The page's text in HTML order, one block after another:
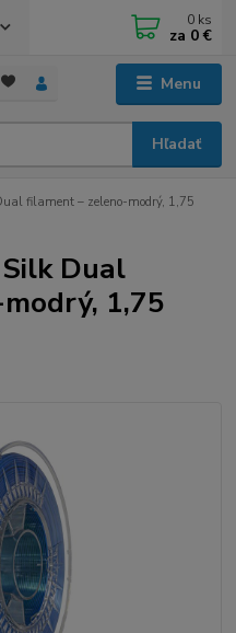
Menu
Hľadať
0 ks
za 0 €
filament – zeleno-modrý, 1,75
Dual
1,75